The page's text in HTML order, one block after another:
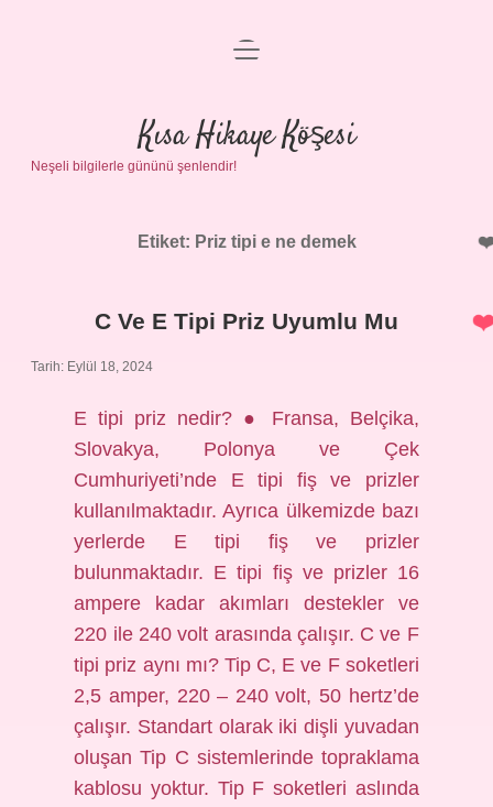
Anasayfa
Gizlilik Politikası
Yasal Uyarı
menüyü
Kısa Hikaye Köşesi
Neşeli bilgilerle gününü şenlendir!
Etiket: Priz tipi e ne demek
C Ve E Tipi Priz Uyumlu Mu
Tarih: Eylül 18, 2024
E tipi priz nedir? ● Fransa, Belçika,
Slovakya, Polonya ve Çek
Cumhuriyeti’nde E tipi fiş ve prizler
kullanılmaktadır. Ayrıca ülkemizde bazı
yerlerde E tipi fiş ve prizler
bulunmaktadır. E tipi fiş ve prizler 16
ampere kadar akımları destekler ve
220 ile 240 volt arasında çalışır. C ve F
tipi priz aynı mı? Tip C, E ve F soketleri
2,5 amper, 220 – 240 volt, 50 hertz’de
çalışır. Standart olarak iki dişli yuvadan
oluşan Tip C sistemlerinde topraklama
kablosu yoktur. Tip F soketleri aslında